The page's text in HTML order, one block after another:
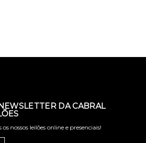
DA CABRAL
nossos leilões online e presenciais!